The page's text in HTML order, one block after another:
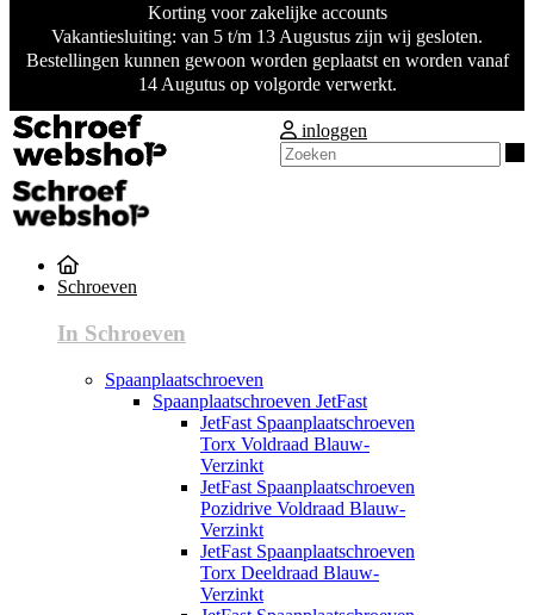
Korting voor zakelijke accounts
Vakantiesluiting: van 5 t/m 13 Augustus zijn wij gesloten.
Bestellingen kunnen gewoon worden geplaatst en worden vanaf
14 Augutus op volgorde verwerkt.
inloggen
Schroeven
In Schroeven
Spaanplaatschroeven
Spaanplaatschroeven JetFast
JetFast Spaanplaatschroeven
Torx Voldraad Blauw-
Verzinkt
JetFast Spaanplaatschroeven
Pozidrive Voldraad Blauw-
Verzinkt
JetFast Spaanplaatschroeven
Torx Deeldraad Blauw-
Verzinkt